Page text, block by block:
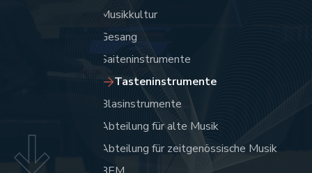
Praktische Informationen
Theater
Musikkultur
Gesang
Saiteninstrumente
Tasteninstrumente
Blasinstrumente
Abteilung für alte Musik
Abteilung für zeitgenössische Musik